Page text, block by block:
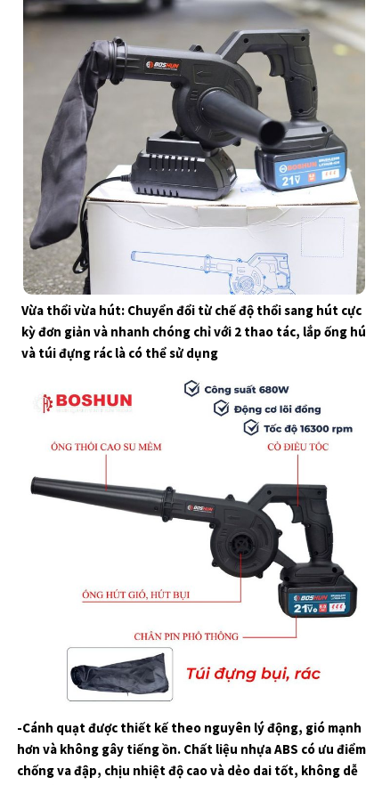
Máy thổi bụi cầm tay RB680 sử dụng động cơ 100% lõi đồng
không chổi than cao cấp giúp cho máy có thể hoạt động
bền bỉ, tiêu hao ít năng lượng hơn.
Vừa thổi vừa hút: Chuyển đổi từ chế độ thổi sang hút cực
kỳ đơn giản và nhanh chóng chỉ với 2 thao tác, lắp ống hút
và túi đựng rác là có thể sử dụng